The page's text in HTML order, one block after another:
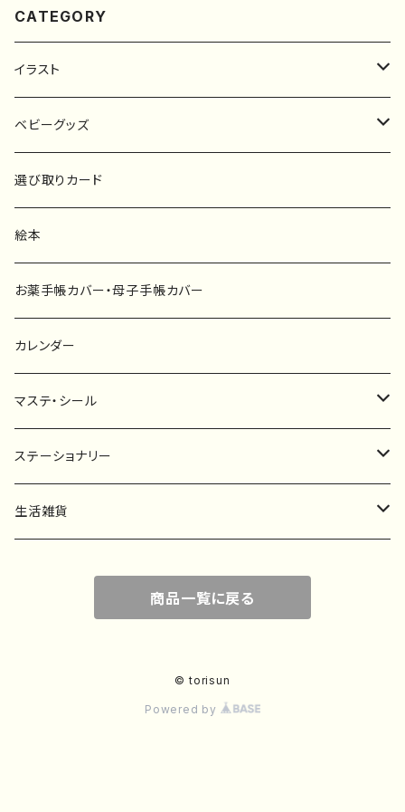
CATEGORY
イラスト
原画
ポスター
ファブリックボード
キーホルダー
ポストカード
ベビーグッズ
マタニティーマーク
選び取りカード
カーステッカー
タペストリー
選び取りカード
絵本
お薬手帳カバー・母子手帳カバー
カレンダー
マステ・シール
マスキングテープ
フレークシール
ステーショナリー
一筆箋
生活雑貨
商品一覧に戻る
© torisun
Powered by